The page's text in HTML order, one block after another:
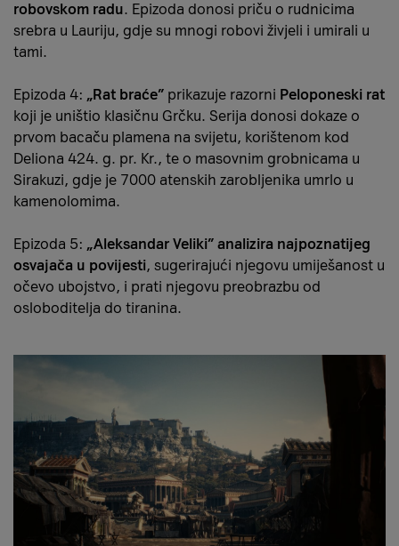
robovskom radu. Epizoda donosi priču o rudnicima
srebra u Lauriju, gdje su mnogi robovi živjeli i umirali u
tami.
Epizoda 4: „Rat braće” prikazuje razorni Peloponeski rat
koji je uništio klasičnu Grčku. Serija donosi dokaze o
prvom bacaču plamena na svijetu, korištenom kod
Deliona 424. g. pr. Kr., te o masovnim grobnicama u
Sirakuzi, gdje je 7000 atenskih zarobljenika umrlo u
kamenolomima.
Epizoda 5: „Aleksandar Veliki” analizira najpoznatijeg
osvajača u povijesti, sugerirajući njegovu umiješanost u
očevo ubojstvo, i prati njegovu preobrazbu od
osloboditelja do tiranina.